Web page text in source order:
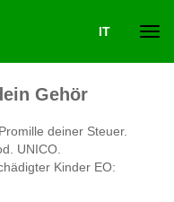
IT
Gehör
deiner Steuer.
UNICO.
Kinder EO: